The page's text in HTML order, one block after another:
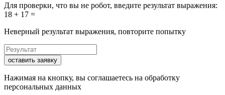
Для проверки, что вы не робот, введите результат выражения:
18 + 17 =
Неверный результат выражения, повторите попытку
оставить заявку
Нажимая на кнопку, вы соглашаетесь на обработку
персональных данных